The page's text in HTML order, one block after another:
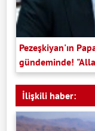
Pezeşkiyan'ın
gündeminde!
İlişkili haber: